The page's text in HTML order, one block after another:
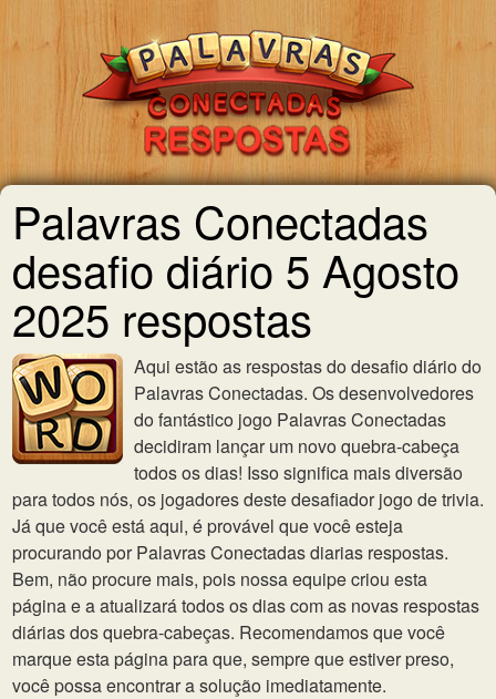
Palavras Conectadas
desafio diário 5 Agosto
2025 respostas
Aqui estão as respostas do desafio diário do
Palavras Conectadas. Os desenvolvedores
do fantástico jogo Palavras Conectadas
decidiram lançar um novo quebra-cabeça
todos os dias! Isso significa mais diversão
para todos nós, os jogadores deste desafiador jogo de trivia.
Já que você está aqui, é provável que você esteja
procurando por Palavras Conectadas diarias respostas.
Bem, não procure mais, pois nossa equipe criou esta
página e a atualizará todos os dias com as novas respostas
diárias dos quebra-cabeças. Recomendamos que você
marque esta página para que, sempre que estiver preso,
você possa encontrar a solução imediatamente.